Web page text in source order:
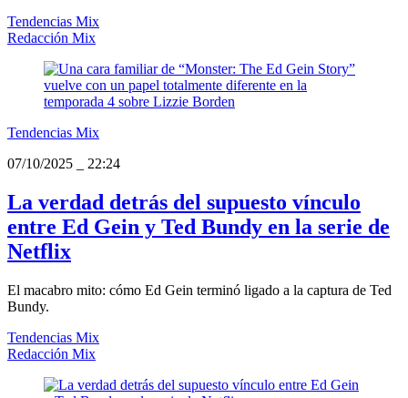
Tendencias Mix
Redacción Mix
Tendencias Mix
07/10/2025
22:24
La verdad detrás del supuesto vínculo
entre Ed Gein y Ted Bundy en la serie de
Netflix
El macabro mito: cómo Ed Gein terminó ligado a la captura de Ted
Bundy.
Tendencias Mix
Redacción Mix